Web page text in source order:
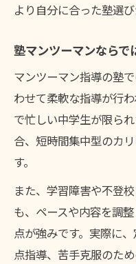
より自分に合った塾選び
塾マンツーマンならで
マンツーマン指導の塾
わせて柔軟な指導が行
で忙しい中学生が限ら
合、短時間集中型のカ
す。
また、学習障害や不登
も、ペースや内容を調
点が強みです。実際に
点指導、苦手克服のた